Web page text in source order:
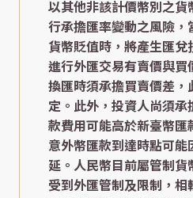
以其他非該計價幣別之貨
行承擔匯率變動之風險，
貨幣貶值時，將產生匯兌
進行外匯交易有賣價與買
換匯時須承擔買賣價差，
定。此外，投資人尚須承
款費用可能高於新臺幣匯
意外幣匯款到達時點可能
延。人民幣目前屬管制貨
受到外匯管制及限制，相